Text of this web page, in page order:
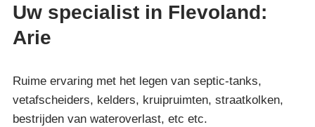
Uw specialist in Flevoland:
Arie
Ruime ervaring met het legen van septic-tanks,
vetafscheiders, kelders, kruipruimten, straatkolken,
bestrijden van wateroverlast, etc etc.